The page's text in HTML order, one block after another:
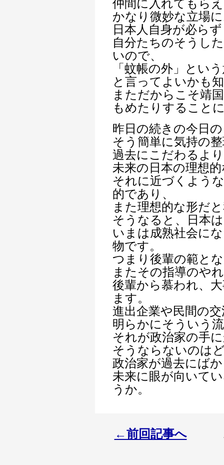
仲間に入れてもら
かなり微妙な立場
日本人自身が必ら
自分たちのそうし
いので、
「蚊帳の外」とい
と言ってよいかも
まただからこそ靖
もめたりすること
昨日の続きの今日
そう簡単に気持の
過去にこだわるより
未来の日本の理想
それに近づくよう
的であり、
また理想的な形だ
そうなると、日本
いまは成熟社会に
物です。
つまり後輩の範と
またその指導のや
後輩から慕われ、
ます。
進出企業や民間の
明らかにそういう
それが政治家の手
そうならないのは
政治家が過去にば
未来に眼が向いて
うか。
←前回記事へ